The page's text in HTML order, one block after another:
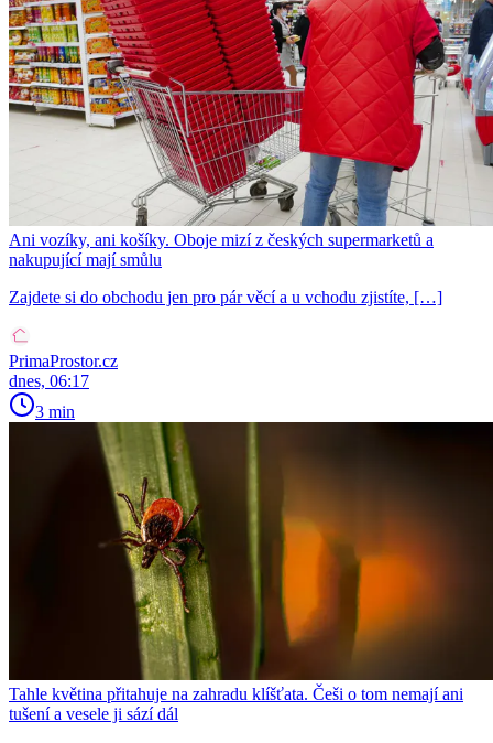
Ani vozíky, ani košíky. Oboje mizí z českých supermarketů a
nakupující mají smůlu
Zajdete si do obchodu jen pro pár věcí a u vchodu zjistíte, […]
PrimaProstor.cz
dnes, 06:17
3 min
Tahle květina přitahuje na zahradu klíšťata. Češi o tom nemají ani
tušení a vesele ji sází dál